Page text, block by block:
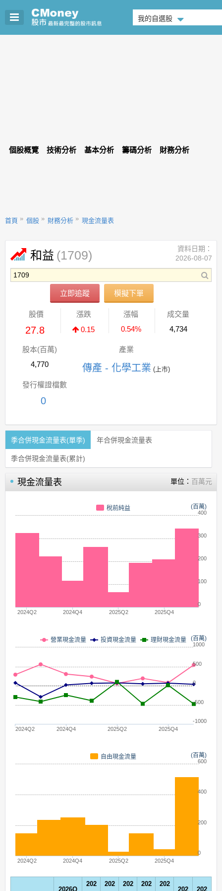
我的自選股
個股概覽 技術分析 基本分析 籌碼分析 財務分析
首頁 個股 財務分析 現金流量表
和益 (1709)
立即追蹤 模擬下單
資料日期：
2026-08-07
股價
27.8
漲跌
0.15
漲幅
0.54%
成交量
4,734
股本(百萬)
4,770
產業
傳產 - 化學工業 (上市)
發行權證檔數
0
季合併現金流量表(單季) 年合併現金流量表
季合併現金流量表(累計)
現金流量表 單位： 百萬元
(百萬)
稅前純益
2024Q2 2024Q4 2025Q2 2025Q4
0
100
200
300
400
(百萬)
營業現金流量 投資現金流量 理財現金流量
2024Q2 2024Q4 2025Q2 2025Q4
-1000
-500
0
500
1000
(百萬)
自由現金流量
2024Q2 2024Q4 2025Q2 2025Q4
0
200
400
600
2026Q
202
202
202
202
202
202 202